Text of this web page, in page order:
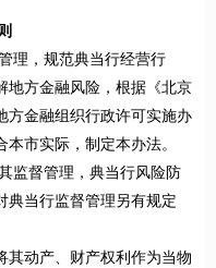
理，规范典当行经营行
地方金融风险，根据《北京
方金融组织行政许可实施办
市实际，制定本办法。
监督管理，典当行风险防
典当行监督管理另有规定
其动产、财产权利作为当物